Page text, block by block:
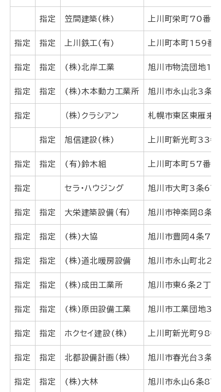
データなし
指定 笠間建築(株) 上川町栄町70番
指定 指定 上川鉄工(有) 上川町本町159番
指定 指定 (株)北岸工業 旭川市物流団地1
指定 指定 (株)木本動力工業所 旭川市永山北3条
指定 データなし（株）クラシアン 札幌市東区東雁来
データなし
指定 旭信建設(株) 上川町新光町33番
指定 指定 (有)鈴木組 上川町本町57番
指定 データなしセラ・ハウジング 旭川市大町3条6
指定 指定 大栄建築設備（有） 旭川市神楽岡8条
指定 指定 (株)大協 旭川市豊岡4条7
指定 指定 (株)道北暖房設備 旭川市永山町北2
指定 指定 (株)成田工業所 旭川市東6条2丁
指定 指定 (株)原田設備工業 旭川市工業団地3
指定 指定 ホクセイ建設(株) 上川町新光町98
指定 指定 北都設備計画（株） 旭川市春光台3条
指定 指定 (株)大林 旭川市永山6条8